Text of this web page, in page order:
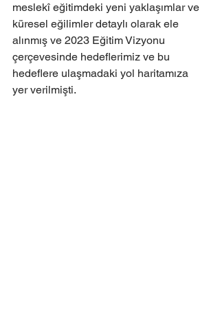
meslekî eğitimdeki yeni yaklaşımlar ve
küresel eğilimler detaylı olarak ele
alınmış ve 2023 Eğitim Vizyonu
çerçevesinde hedeflerimiz ve bu
hedeflere ulaşmadaki yol haritamıza
yer verilmişti.